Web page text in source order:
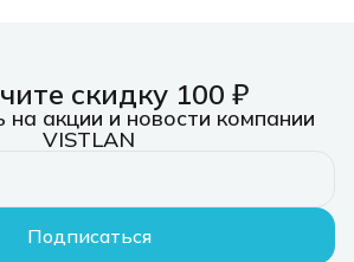
скидку 100 ₽
акции и новости компании
VISTLAN
Подписаться